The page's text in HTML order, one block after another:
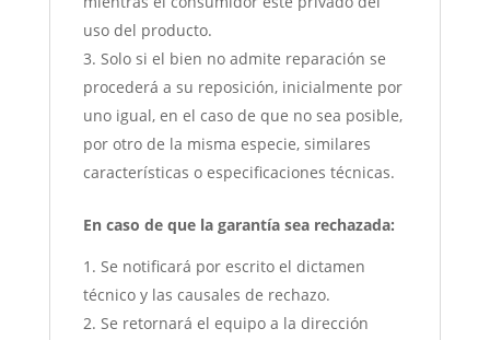
uso del producto.
Solo si el bien no admite reparación se
procederá a su reposición, inicialmente por
uno igual, en el caso de que no sea posible,
por otro de la misma especie, similares
características o especificaciones técnicas.
En caso de que la garantía sea rechazada:
Se notificará por escrito el dictamen
técnico y las causales de rechazo.
Se retornará el equipo a la dirección